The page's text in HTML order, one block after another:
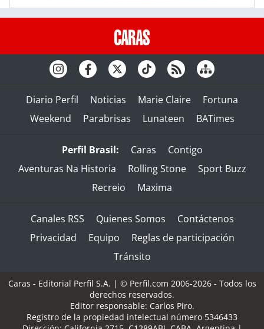
Diario Perfil Noticias Marie Claire
Fortuna
Weekend
Parabrisas Lunateen BATimes
Perfil Brasil: Caras
Contigo
Aventuras Na Historia
Rolling Stone
Sport Buzz
Recreio
Maxima
Canales RSS Quienes Somos
Contáctenos
Privacidad
Equipo
Reglas de participación
Tránsito
Caras - Editorial Perfil S.A. | © Perfil.com 2006-2026 - Todos los
derechos reservados.
Editor responsable: Carlos Piro.
Registro de la propiedad intelectual número 5346433